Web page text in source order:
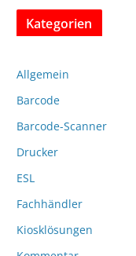
Kategorien
Allgemein
Barcode
Barcode-Scanner
Drucker
ESL
Fachhändler
Kiosklösungen